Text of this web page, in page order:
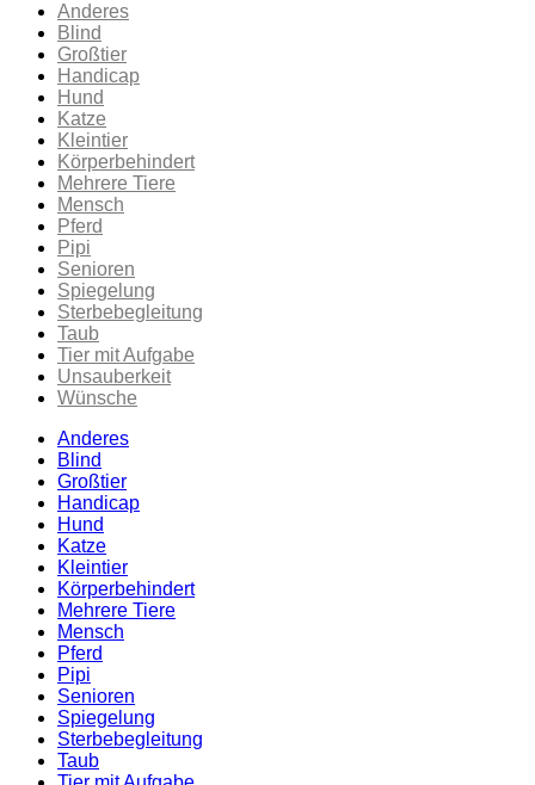
Anderes
Blind
Großtier
Handicap
Hund
Katze
Kleintier
Körperbehindert
Mehrere Tiere
Mensch
Pferd
Pipi
Senioren
Spiegelung
Sterbebegleitung
Taub
Tier mit Aufgabe
Unsauberkeit
Wünsche
Anderes
Blind
Großtier
Handicap
Hund
Katze
Kleintier
Körperbehindert
Mehrere Tiere
Mensch
Pferd
Pipi
Senioren
Spiegelung
Sterbebegleitung
Taub